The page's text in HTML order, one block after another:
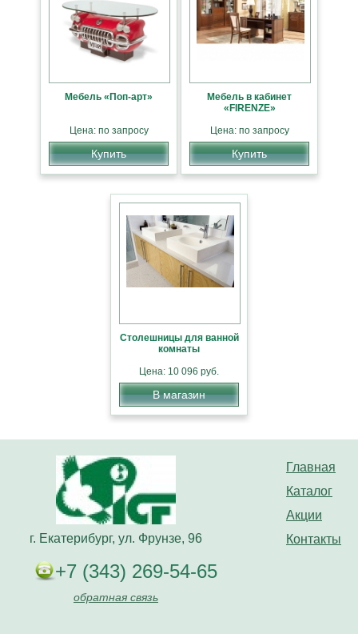
Мебель «Поп-арт»
Цена: по запросу
Купить
Мебель в кабинет
«FIRENZE»
Цена: по запросу
Купить
Столешницы для ванной
комнаты
Цена: 10 096 руб.
В магазин
Главная
Каталог
Акции
Контакты
г. Екатерибург, ул. Фрунзе, 96
+7 (343) 269-54-65
обратная связь